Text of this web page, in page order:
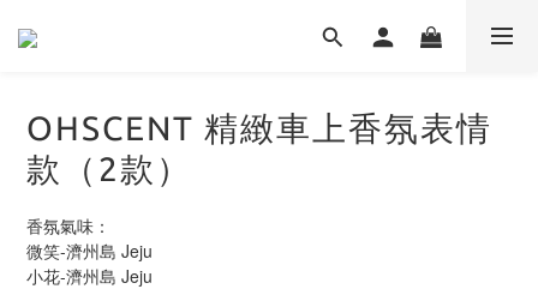
OHSCENT 精緻車上香氛表情
款（2款）
香氛氣味：
微笑-濟州島 Jeju
小花-濟州島 Jeju